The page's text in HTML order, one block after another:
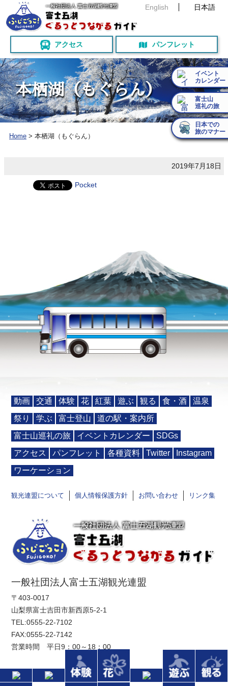
English 日本語
アクセス パンフレット
イベント
カレンダー
富士山
巡礼の旅
日本での
旅のマナー
本栖湖（もぐらん）
Home > 本栖湖（もぐらん）
2019年7月18日
Pocket
動画 交通 体験 花 紅葉 遊ぶ 観る 食・酒
温泉
祭り
学ぶ 富士登山
道の駅・案内所
富士山巡礼の旅
イベントカレンダー
SDGs
アクセス
パンフレット 各種資料 Twitter
Instagram
ワーケーション
観光連盟について 個人情報保護方針 お問い合わせ リンク集
一般社団法人富士五湖観光連盟
〒403-0017
山梨県富士吉田市新西原5-2-1
TEL:0555-22-7102
FAX:0555-22-7142
営業時間 平日9：00～18：00